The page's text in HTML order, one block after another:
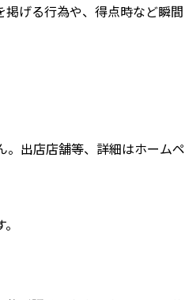
げる行為や、得点時など瞬間
出店店舗等、詳細はホームペ